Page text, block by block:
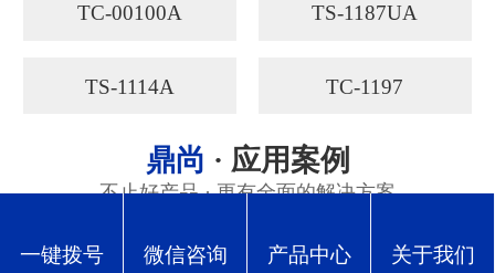
TC-00100A TS-1187UA
TS-1114A TC-1197
鼎尚 · 应用案例
不止好产品 · 更有全面的解决方案
汽车行业
一键拨号 微信咨询 产品中心 关于我们